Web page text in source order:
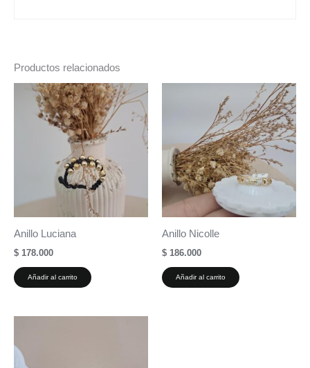
Productos relacionados
Anillo Luciana
$ 178.000
Añadir al carrito
Anillo Nicolle
$ 186.000
Añadir al carrito